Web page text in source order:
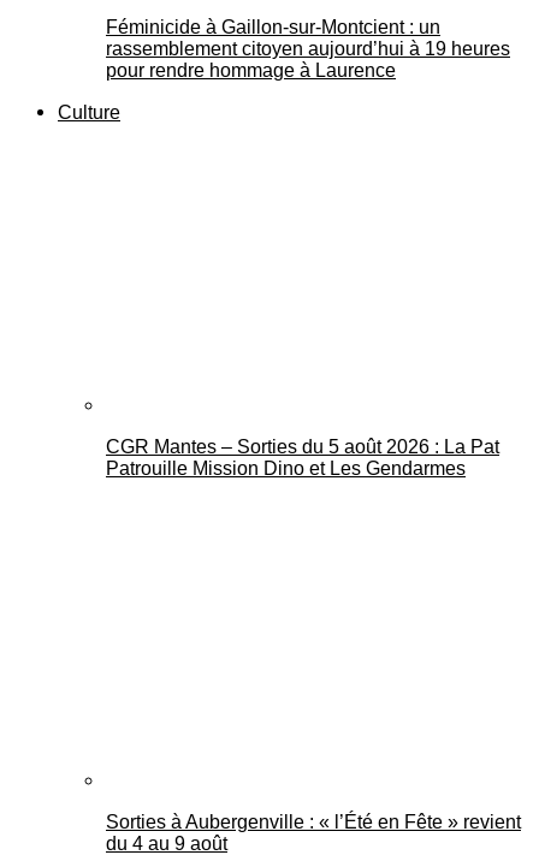
Féminicide à Gaillon‑sur‑Montcient : un
rassemblement citoyen aujourd’hui à 19 heures
pour rendre hommage à Laurence
Culture
CGR Mantes – Sorties du 5 août 2026 : La Pat
Patrouille Mission Dino et Les Gendarmes
Sorties à Aubergenville : « l’Été en Fête » revient
du 4 au 9 août